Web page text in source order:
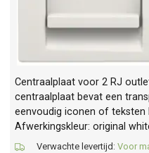
Centraalplaat voor 2 RJ
centraalplaat bevat een
eenvoudig iconen of teksten
Afwerkingskleur: original
Verwachte levertijd: Voor